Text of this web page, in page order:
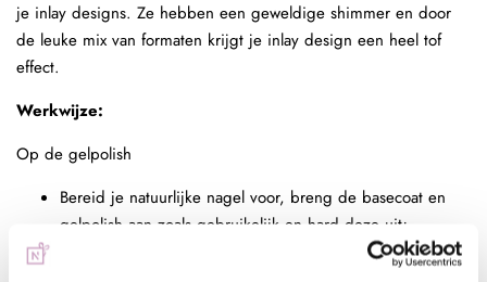
je inlay designs. Ze hebben een geweldige shimmer en door
de leuke mix van formaten krijgt je inlay design een heel tof
effect.
Werkwijze:
Op de gelpolish
Bereid je natuurlijke nagel voor, breng de basecoat en
gelpolish aan zoals gebruikelijk en hard deze uit;
Breng de base in a pen aan en hard deze niet uit;